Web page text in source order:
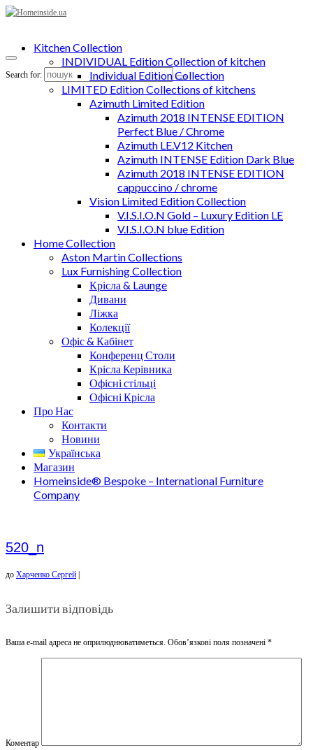
Search for:
Kitchen Collection
INDIVIDUAL Edition Collection of kitchen
Individual Edition Collection
LIMITED Edition Collections of kitchens
Azimuth Limited Edition
Azimuth 2018 INTENSE EDITION
Perfect Blue / Chrome
Azimuth LE.V12 Kitchen
Azimuth INTENSE Edition Dark Blue
Azimuth 2018 INTENSE EDITION
cappuccino / chrome
Vision Limited Edition Collection
V.I.S.I.O.N Gold – Luxury Edition LE
V.I.S.I.O.N blue Edition
Home Collection
Aston Martin Collections
Lux Furnishing Collection
Крісла & Launge
Дивани
Ліжка
Колекції
Офіс & Кабінет
Конференц Столи
Крісла Керівника
Офісні стільці
Офісні Крісла
Про Нас
Контакти
Новини
Українська
Магазин
Homeinside® Bespoke – International Furniture
Company
520_n
до Харченко Сергей
Залишити відповідь
Ваша e-mail адреса не оприлюднюватиметься. Обов’язкові поля позначені *
Коментар